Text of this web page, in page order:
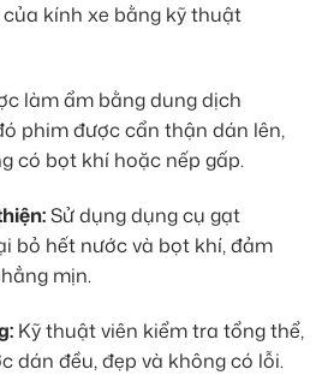
kính xe bằng kỹ thuật
làm ẩm bằng dung dịch
phim được cẩn thận dán lên,
có bọt khí hoặc nếp gấp.
Sử dụng dụng cụ gạt
bỏ hết nước và bọt khí, đảm
mịn.
Kỹ thuật viên kiểm tra tổng thể,
dán đều, đẹp và không có lỗi.